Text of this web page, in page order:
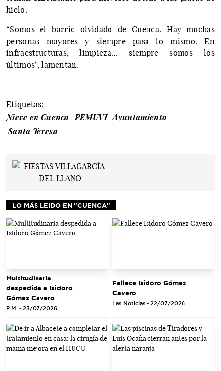
hielo.
“Somos el barrio olvidado de Cuenca. Hay muchas
personas mayores y siempre pasa lo mismo. En
infraestructuras, limpieza… siempre somos los
últimos”, lamentan.
Etiquetas:
Nieve en Cuenca
PEMUVI
Ayuntamiento
Santa Teresa
LO MÁS LEIDO EN "CUENCA"
Multitudinaria
despedida a Isidoro
Gómez Cavero
P.M. - 23/07/2026
Fallece Isidoro Gómez
Cavero
Las Noticias - 22/07/2026